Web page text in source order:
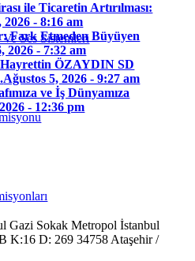
Ses Sistemleri
ile Ticaretin Artırılması:
2026 - 8:16 am
Fark Etmeden Büyüyen
2026 - 7:32 am
ÖZAYDIN SD
Ağustos 5, 2026 - 9:27 am
ve İş Dünyamıza
- 12:36 pm
Gazi Sokak Metropol İstanbul
K:16 D: 269 34758 Ataşehir /